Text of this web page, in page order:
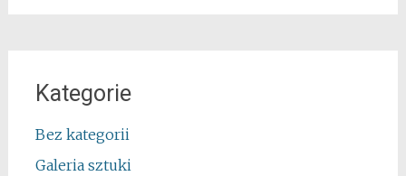
Kategorie
Bez kategorii
Galeria sztuki